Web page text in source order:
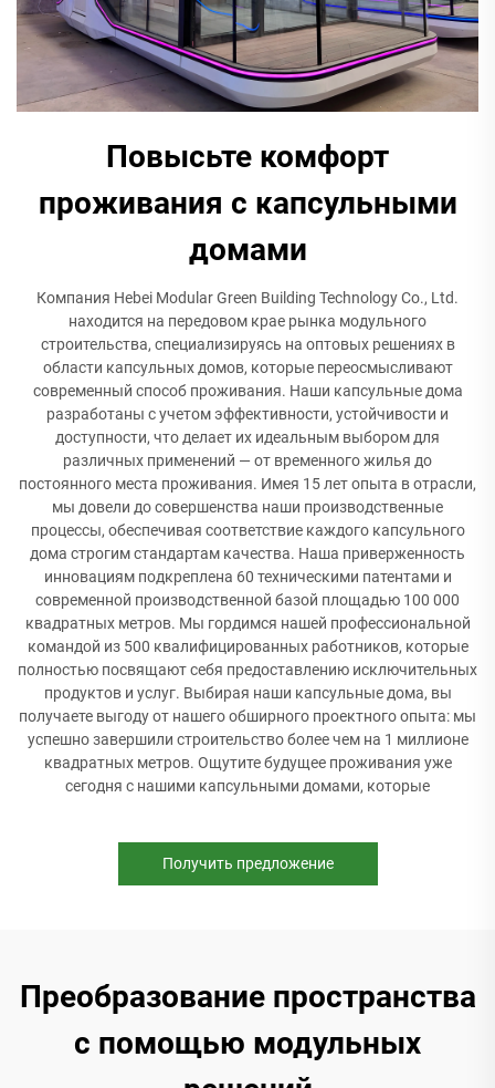
Повысьте комфорт
проживания с капсульными
домами
Компания Hebei Modular Green Building Technology Co., Ltd.
находится на передовом крае рынка модульного
строительства, специализируясь на оптовых решениях в
области капсульных домов, которые переосмысливают
современный способ проживания. Наши капсульные дома
разработаны с учетом эффективности, устойчивости и
доступности, что делает их идеальным выбором для
различных применений — от временного жилья до
постоянного места проживания. Имея 15 лет опыта в отрасли,
мы довели до совершенства наши производственные
процессы, обеспечивая соответствие каждого капсульного
дома строгим стандартам качества. Наша приверженность
инновациям подкреплена 60 техническими патентами и
современной производственной базой площадью 100 000
квадратных метров. Мы гордимся нашей профессиональной
командой из 500 квалифицированных работников, которые
полностью посвящают себя предоставлению исключительных
продуктов и услуг. Выбирая наши капсульные дома, вы
получаете выгоду от нашего обширного проектного опыта: мы
успешно завершили строительство более чем на 1 миллионе
квадратных метров. Ощутите будущее проживания уже
сегодня с нашими капсульными домами, которые
Получить предложение
Преобразование пространства
с помощью модульных